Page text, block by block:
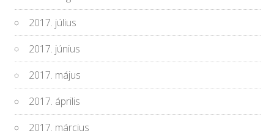
2017. július
2017. június
2017. május
2017. április
2017. március